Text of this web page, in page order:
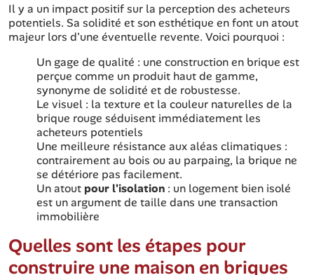
Il y a un impact positif sur la perception des acheteurs
potentiels. Sa solidité et son esthétique en font un atout
majeur lors d'une éventuelle revente. Voici pourquoi :
Un gage de qualité : une construction en brique est
perçue comme un produit haut de gamme,
synonyme de solidité et de robustesse.
Le visuel : la texture et la couleur naturelles de la
brique rouge séduisent immédiatement les
acheteurs potentiels
Une meilleure résistance aux aléas climatiques :
contrairement au bois ou au parpaing, la brique ne
se détériore pas facilement.
Un atout pour l'isolation : un logement bien isolé
est un argument de taille dans une transaction
immobilière
Quelles sont les étapes pour
construire une maison en briques